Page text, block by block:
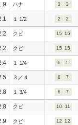
ハナ 3 3
１ 1/2 2 2
クビ 15 15
クビ 15 15
１ 1/4 6 5
３／４ 8 7
１ 3/4 6 7
クビ 10 11
クビ 12 12